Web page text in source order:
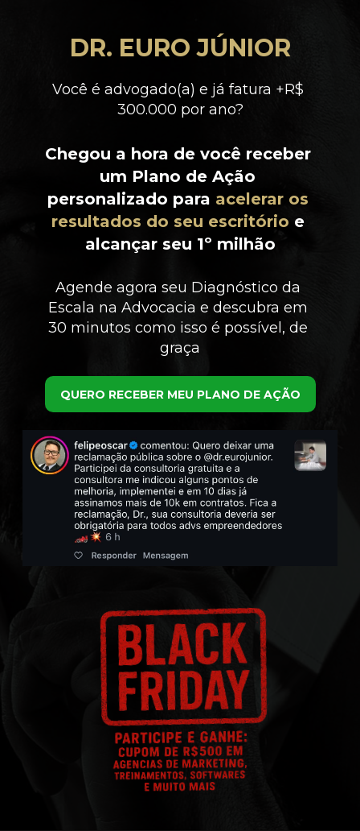
Chegou a hora de você receber
um Plano de Ação
personalizado para acelerar os
resultados do seu escritório e
alcançar seu 1º milhão
DR. EURO JÚNIOR
Você é advogado(a) e já fatura +R$
300.000 por ano?
Agende agora seu Diagnóstico da
Escala na Advocacia e descubra em
30 minutos como isso é possível, de
graça
QUERO RECEBER MEU PLANO DE AÇÃO